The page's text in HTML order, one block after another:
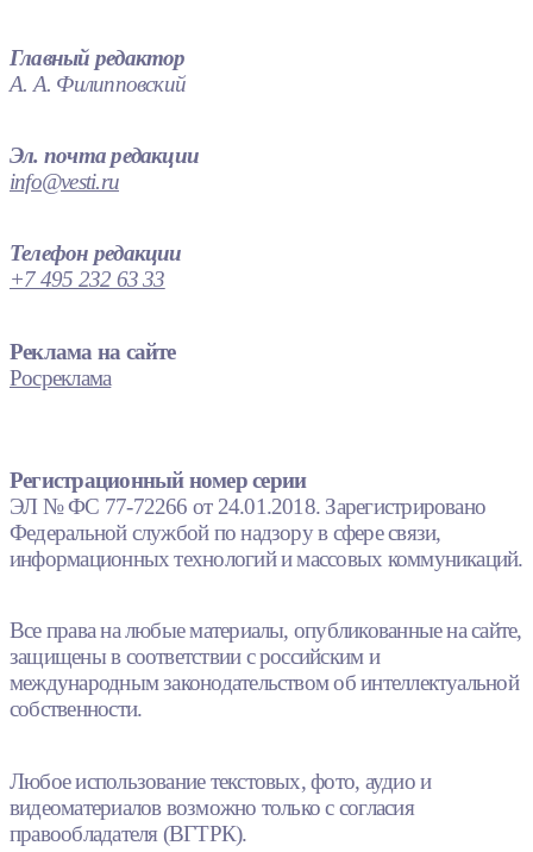
Главный редактор
А. А. Филипповский
Эл. почта редакции
info@vesti.ru
Телефон редакции
+7 495 232 63 33
Реклама на сайте
Росреклама
Регистрационный номер серии
ЭЛ № ФС 77-72266 от 24.01.2018. Зарегистрировано
Федеральной службой по надзору в сфере связи,
информационных технологий и массовых коммуникаций.
Все права на любые материалы, опубликованные на сайте,
защищены в соответствии с российским и
международным законодательством об интеллектуальной
собственности.
Любое использование текстовых, фото, аудио и
видеоматериалов возможно только с согласия
правообладателя (ВГТРК).